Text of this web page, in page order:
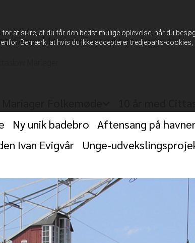
at sikre, at du får den bedst mulige oplevelse, når du
Bemærk, at hvis du ikke accepterer tredjeparts-
i Mariager - gode byer tager tid...
Ny unik badebro
Aftensang på
Ivan Evigvår Unge-